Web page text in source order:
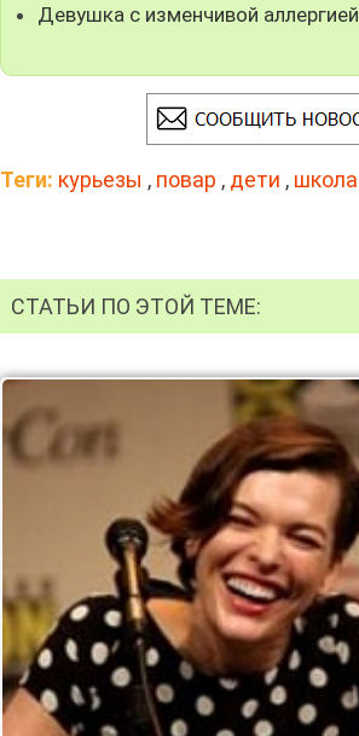
Девушка с изменчивой аллергией
Теги: курьезы , повар , дети , школа
СТАТЬИ ПО ЭТОЙ ТЕМЕ: